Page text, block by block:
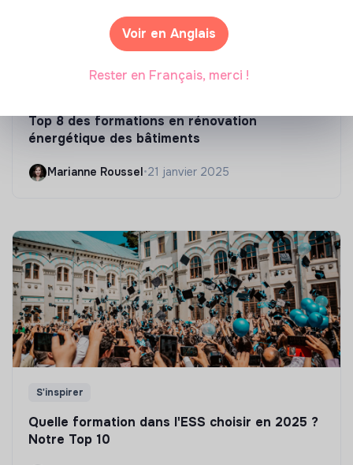
Top 8 des formations en rénovation
énergétique des bâtiments
Marianne Roussel•21 janvier 2025
S'inspirer
Quelle formation dans l'ESS choisir en 2025 ?
Notre Top 10
Voir en Anglais
Rester en Français, merci !